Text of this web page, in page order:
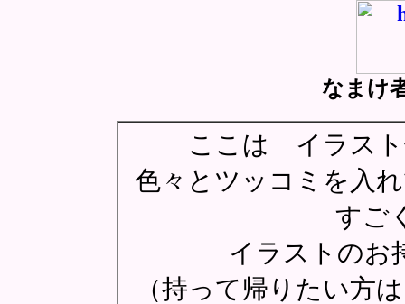
なまけ
ここは イラスト
色々とツッコミを入
すご
イラストのお
（持って帰りたい方